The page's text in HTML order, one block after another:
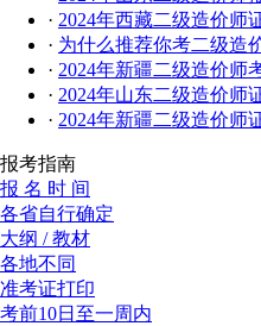
· 2024年西藏二级造价师
· 为什么推荐你考二级造
· 2024年新疆二级造价师
· 2024年山东二级造价师
· 2024年新疆二级造价师
报考指南
报 名 时 间
各省自行确定
大纲 / 教材
各地不同
准考证打印
考前10日至一周内